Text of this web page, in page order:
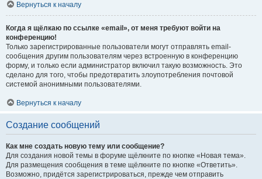
Вернуться к началу
Когда я щёлкаю по ссылке «email», от меня требуют войти на
конференцию!
Только зарегистрированные пользователи могут отправлять email-
сообщения другим пользователям через встроенную в конференцию
форму, и только если администратор включил такую возможность. Это
сделано для того, чтобы предотвратить злоупотребления почтовой
системой анонимными пользователями.
Вернуться к началу
Создание сообщений
Как мне создать новую тему или сообщение?
Для создания новой темы в форуме щёлкните по кнопке «Новая тема».
Для размещения сообщения в теме щёлкните по кнопке «Ответить».
Возможно, придётся зарегистрироваться, прежде чем отправить